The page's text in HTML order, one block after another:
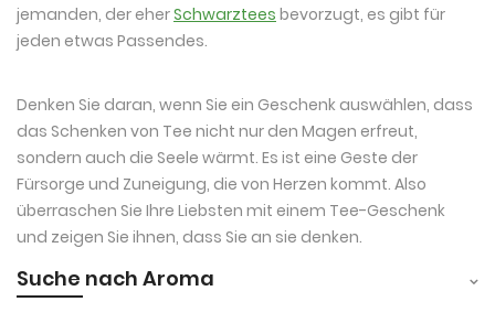
jemanden, der eherSchwarztees bevorzugt, es gibt für
jeden etwas Passendes.
Denken Sie daran, wenn Sie ein Geschenk auswählen, dass
das Schenken von Tee nicht nur den Magen erfreut,
sondern auch die Seele wärmt. Es ist eine Geste der
Fürsorge und Zuneigung, die von Herzen kommt. Also
überraschen Sie Ihre Liebsten mit einem Tee-Geschenk
und zeigen Sie ihnen, dass Sie an sie denken.
Suche nach Aroma